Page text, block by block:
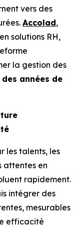
vers des
Accolad,
solutions RH,
la gestion des
années de
les talents, les
attentes en
rapidement.
intégrer des
mesurables
efficacité